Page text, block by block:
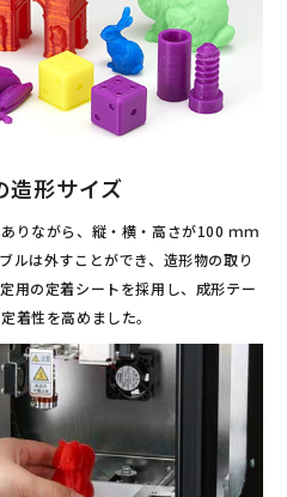
形サイズ
りながら、縦・横・高さが100 ｍｍ
ルは外すことができ、造形物の取り
用の定着シートを採用し、成形テー
着性を高めました。